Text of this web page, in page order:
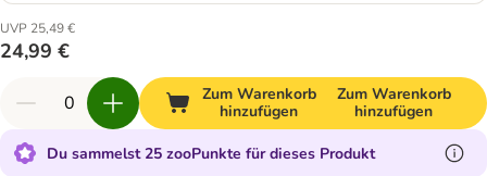
UVP 25,49 €
24,99 €
Zum Warenkorb
hinzufügen
Zum Warenkorb
hinzufügen
Du sammelst 25 zooPunkte für dieses Produkt